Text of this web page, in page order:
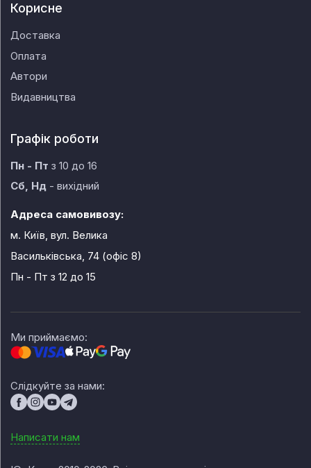
Корисне
Доставка
Оплата
Автори
Видавництва
Графік роботи
Пн - Пт з 10 до 16
Сб, Нд - вихідний
Адреса самовивозу:
м. Київ, вул. Велика
Васильківська, 74 (офіс 8)
Пн - Пт з 12 до 15
Ми приймаємо:
Слідкуйте за нами:
Написати нам